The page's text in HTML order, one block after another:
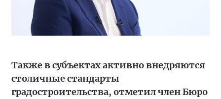
Также в субъектах активно внедряются
столичные стандарты
градостроительства, отметил член Бюро